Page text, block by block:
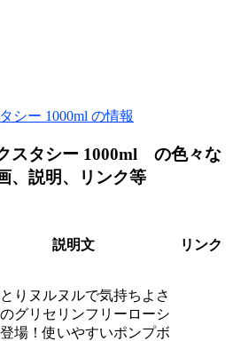
シー 1000ml の情報
スタシー 1000ml の色々な
、説明、リンク等
説明文 リンク
りヌルヌルで気持ちよさ
グリセリンフリーローシ
場！使いやすいポンプボ